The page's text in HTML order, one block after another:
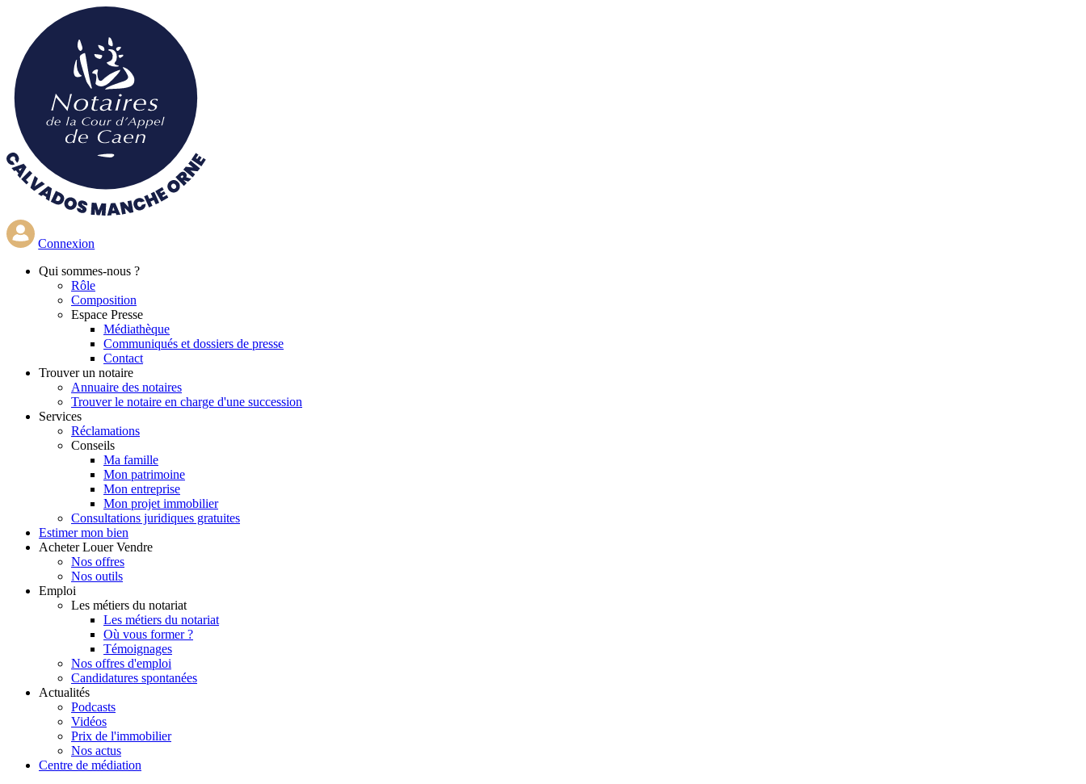
contenu
principal
Connexion
Qui sommes-nous ?
Rôle
Composition
Espace Presse
Médiathèque
Communiqués et dossiers de presse
Contact
Trouver un notaire
Annuaire des notaires
Trouver le notaire en charge d'une succession
Services
Réclamations
Conseils
Ma famille
Mon patrimoine
Mon entreprise
Mon projet immobilier
Consultations juridiques gratuites
Estimer mon bien
Acheter Louer Vendre
Nos offres
Nos outils
Emploi
Les métiers du notariat
Les métiers du notariat
Où vous former ?
Témoignages
Nos offres d'emploi
Candidatures spontanées
Actualités
Podcasts
Vidéos
Prix de l'immobilier
Nos actus
Centre de médiation